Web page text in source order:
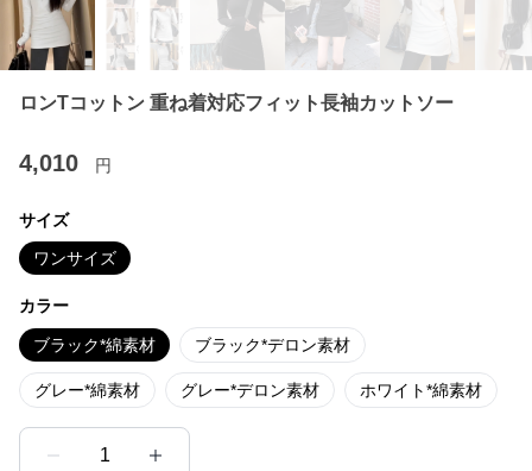
ロンTコットン 重ね着対応フィット長袖カットソー
4,010 円
サイズ
ワンサイズ
カラー
ブラック*綿素材 ブラック*デロン素材
グレー*綿素材 グレー*デロン素材 ホワイト*綿素材
1